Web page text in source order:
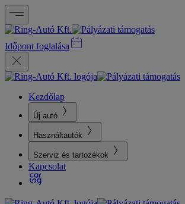
Időpont foglalása
Kezdőlap
Új autó
Használtautók
Szerviz és tartozékok
Kapcsolat